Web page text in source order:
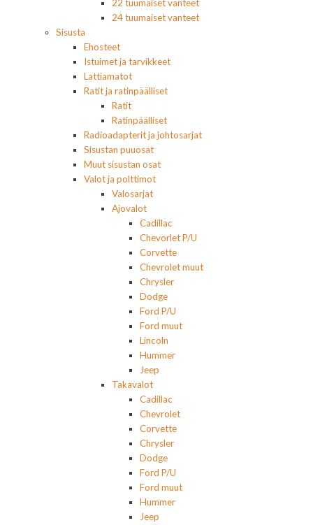
22 tuumaiset vanteet
24 tuumaiset vanteet
Sisusta
Ehosteet
Istuimet ja tarvikkeet
Lattiamatot
Ratit ja ratinpäälliset
Ratit
Ratinpäälliset
Radioadapterit ja johtosarjat
Sisustan puuosat
Muut sisustan osat
Valot ja polttimot
Valosarjat
Ajovalot
Cadillac
Chevorlet P/U
Corvette
Chevrolet muut
Chrysler
Dodge
Ford P/U
Ford muut
Lincoln
Hummer
Jeep
Takavalot
Cadillac
Chevrolet
Corvette
Chrysler
Dodge
Ford P/U
Ford muut
Hummer
Jeep